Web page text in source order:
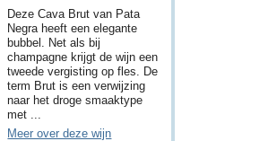
Deze Cava Brut van Pata
Negra heeft een elegante
bubbel. Net als bij
champagne krijgt de wijn een
tweede vergisting op fles. De
term Brut is een verwijzing
naar het droge smaaktype
met ...
Meer over deze wijn